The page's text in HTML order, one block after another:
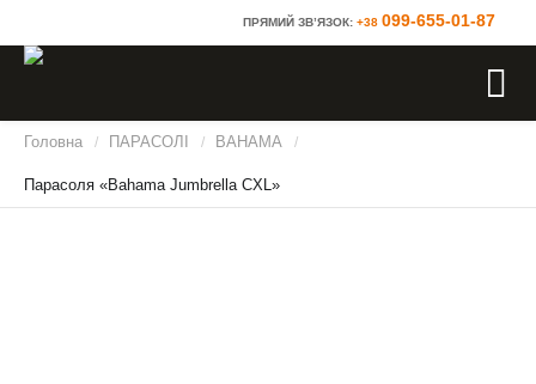
ПРЯМИЙ ЗВ’ЯЗОК: +38 099-655-01-87
Головна / ПАРАСОЛІ / BAHAMA /
Парасоля «Bahama Jumbrella CXL»